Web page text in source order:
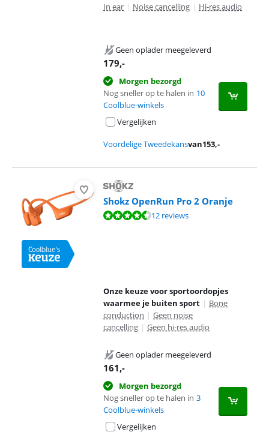
In ear | Noise cancelling | Hi-res audio
Geen oplader meegeleverd
179,-
Morgen bezorgd
Nog sneller op te halen in 10
Coolblue-winkels
Vergelijken
Voordelige Tweedekansvan153,-
Shokz OpenRun Pro 2 Oranje
Beoordeling is 9,3 van de 10, gebaseerd op 12 reviews.
12 reviews
Onze keuze voor sportoordopjes
waarmee je buiten sport | Bone
conduction | Geen noise
cancelling | Geen hi-res audio
Geen oplader meegeleverd
161,-
Morgen bezorgd
Nog sneller op te halen in 3
Coolblue-winkels
Vergelijken